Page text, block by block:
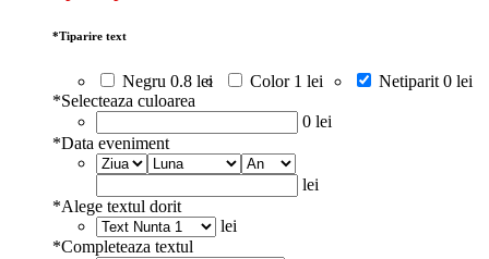
*Tiparire text
Negru 0.8 lei Color 1 lei Netiparit 0 lei
*Selecteaza culoarea
0 lei
*Data eveniment
lei
*Alege textul dorit
lei
*Completeaza textul